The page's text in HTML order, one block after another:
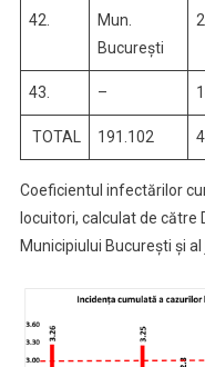
42.
Mun.
București
43. –
TOTAL 191.102
Coeficientul infectărilor
locuitori, calculat de către
Municipiului București și